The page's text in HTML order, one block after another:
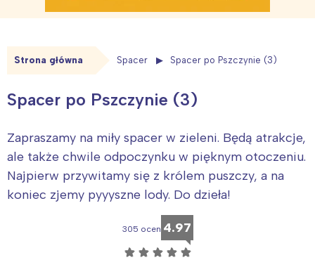
Strona główna Spacer Spacer po Pszczynie (3)
Spacer po Pszczynie (3)
Zapraszamy na miły spacer w zieleni. Będą atrakcje,
ale także chwile odpoczynku w pięknym otoczeniu.
Najpierw przywitamy się z królem puszczy, a na
koniec zjemy pyyyszne lody. Do dzieła!
305 ocen 4.97
☆ ☆ ☆ ☆ ☆